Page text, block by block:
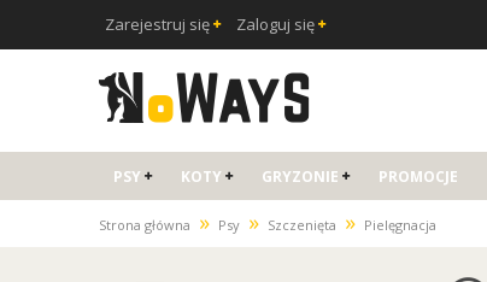
Zarejestruj się Zaloguj się
PSY KOTY GRYZONIE PROMOCJE
Strona główna » Psy » Szczenięta » Pielęgnacja